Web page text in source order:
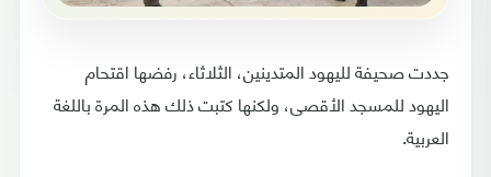
جددت صحيفة لليهود المتدينين، الثلاثاء، رفضها اقتحام
اليهود للمسجد الأقصى، ولكنها كتبت ذلك هذه المرة باللغة
العربية.